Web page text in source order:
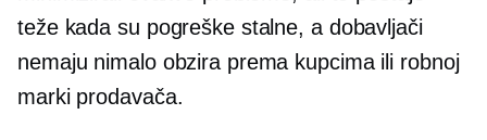
teže kada su pogreške stalne, a dobavljači
nemaju nimalo obzira prema kupcima ili robnoj
marki prodavača.